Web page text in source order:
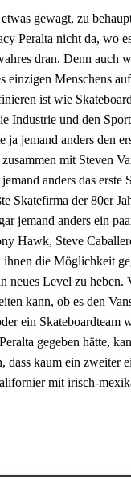
gewagt, zu
Peralta nicht da, wo
dran. Denn auch
einzigen Menschens
ist wie
Industrie und den
ja jemand anders den
mit Steven
anders das erste
Skatefirma der 80er
jemand anders ein
Hawk, Steve
die Möglichkeit
neues Level zu heben.
kann, ob es den
ein Skateboardteam
gegeben hätte,
dass kaum ein zweiter
mit irisch-